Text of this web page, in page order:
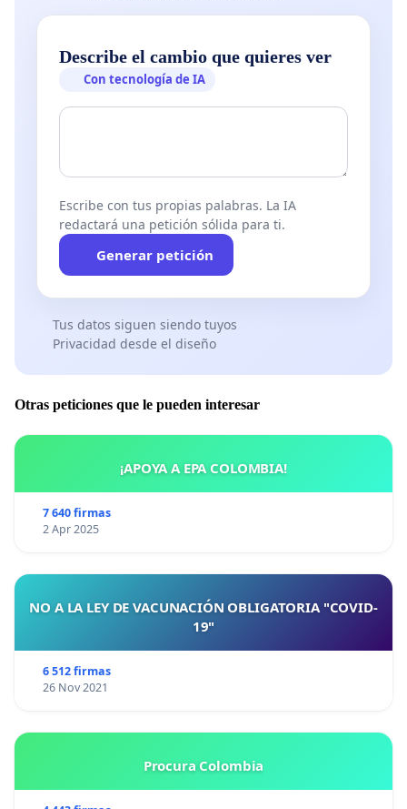
Describe el cambio que quieres ver
Con tecnología de IA
Escribe con tus propias palabras. La IA
redactará una petición sólida para ti.
Generar petición
Tus datos siguen siendo tuyos
Privacidad desde el diseño
Otras peticiones que le pueden interesar
¡APOYA A EPA COLOMBIA!
7 640 firmas
2 Apr 2025
NO A LA LEY DE VACUNACIÓN OBLIGATORIA "COVID-
19"
6 512 firmas
26 Nov 2021
Procura Colombia